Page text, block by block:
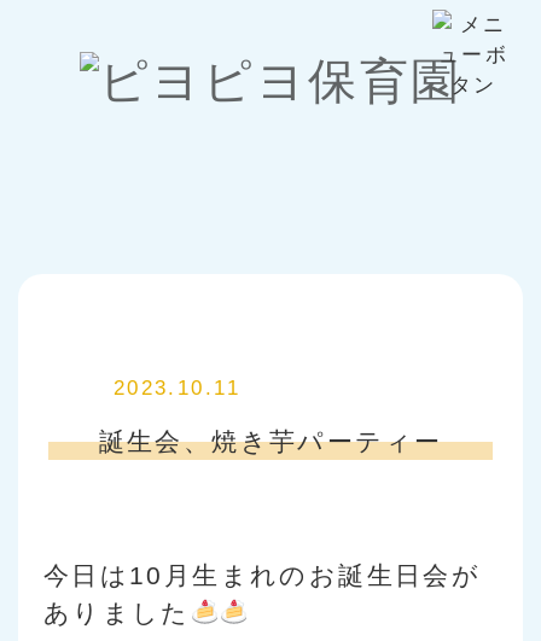
2023.10.11
誕生会、焼き芋パーティー
今日は10月生まれのお誕生日会が
ありました